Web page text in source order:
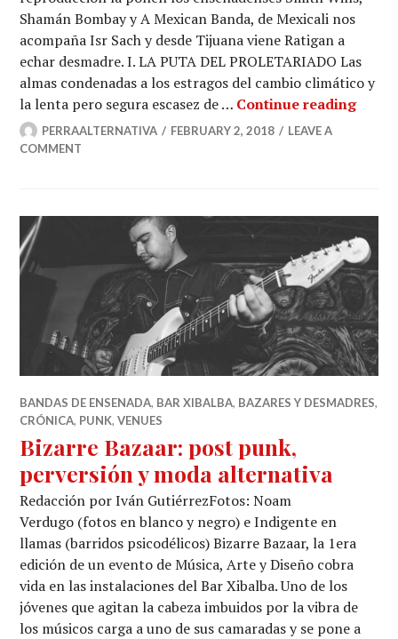
Shamán Bombay y A Mexican Banda, de Mexicali nos
acompaña Isr Sach y desde Tijuana viene Ratigan a
echar desmadre. I. LA PUTA DEL PROLETARIADO Las
almas condenadas a los estragos del cambio climático y
la lenta pero segura escasez de … Continue reading
PERRAALTERNATIVA FEBRUARY 2, 2018
LEAVE A
COMMENT
BANDAS DE ENSENADA, BAR XIBALBA, BAZARES Y DESMADRES,
CRÓNICA, PUNK,VENUES
Bizarre Bazaar: post punk,
perversión y moda alternativa
Redacción por Iván GutiérrezFotos: Noam
Verdugo (fotos en blanco y negro) e Indigente en
llamas (barridos psicodélicos) Bizarre Bazaar, la 1era
edición de un evento de Música, Arte y Diseño cobra
vida en las instalaciones del Bar Xibalba. Uno de los
jóvenes que agitan la cabeza imbuidos por la vibra de
los músicos carga a uno de sus camaradas y se pone a